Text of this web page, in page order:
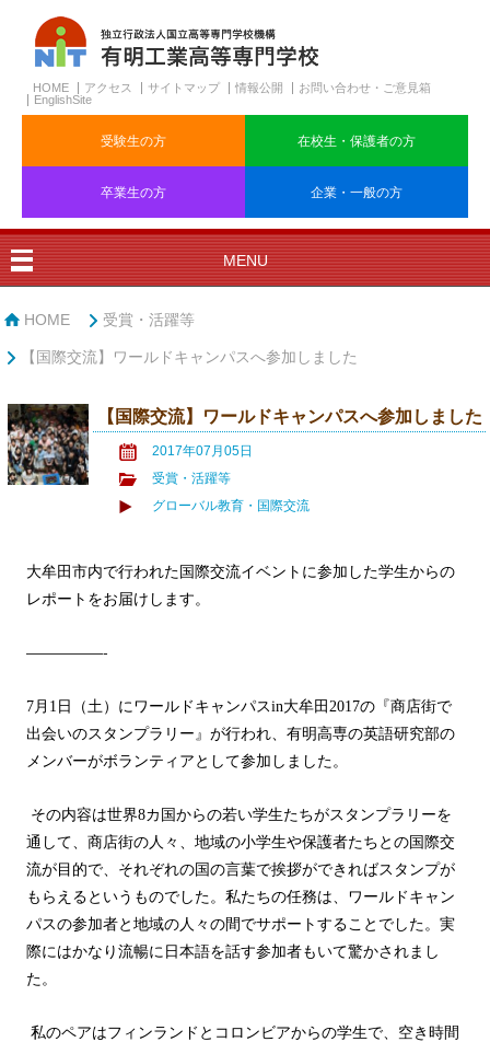
HOME アクセス サイトマップ 情報公開
お問い合わせ・ご意見箱
EnglishSite
受験生の方 在校生・保護者の方
卒業生の方 企業・一般の方
MENU
HOME 受賞・活躍等
【国際交流】ワールドキャンパスへ参加しました
【国際交流】ワールドキャンパスへ参加しました
2017年07月05日
受賞・活躍等
グローバル教育・国際交流
大牟田市内で行われた国際交流イベントに参加した学生からの
レポートをお届けします。
—————-
7 月 1 日（土）にワールドキャンパスin大牟田 2017の『商店街で
出会いのスタンプラリー』が行われ、有明高専の英語研究部の
メンバーがボランティアとして参加しました。
その内容は世界8カ国からの若い学生たちがスタンプラリーを
通して、商店街の人々、地域の小学生や保護者たちとの国際交
流が目的で、それぞれの国の言葉で挨拶ができればスタンプが
もらえるというものでした。私たちの任務は、ワールドキャン
パスの参加者と地域の人々の間でサポートすることでした。実
際にはかなり流暢に日本語を話す参加者もいて驚かされまし
た。
私のペアはフィンランドとコロンビアからの学生で、空き時間